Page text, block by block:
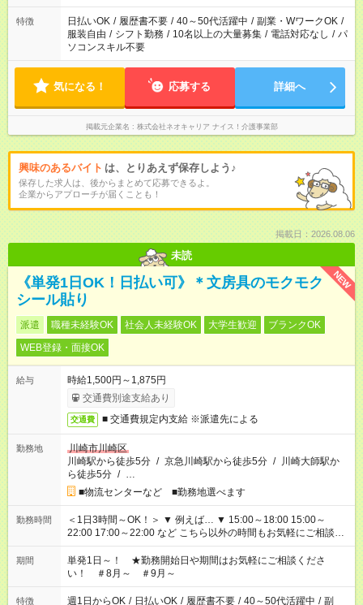
特徴 日払いOK / 履歴書不要 / 40～50代活躍中 / 副業・WワークOK /
服装自由 / シフト勤務 / 10名以上の大量募集 / 電話対応なし / パ
ソコンスキル不要
気になる！ 応募する 詳細へ
掲載元企業名 株式会社ネオキャリア ナイス！介護事業部
興味のあるバイト は、とりあえず保存しよう♪
保存した求人は、後からまとめて応募できるよ。
企業からアプローチが届くことも！
掲載日：2026.08.06
未読
NEW
《単発1日OK！日払い可》＊文房具のモクモク
シール貼り
派遣 職種未経験OK 社会人未経験OK 大学生歓迎
ブランクOK
WEB登録・面接OK
給与
時給1,500円～1,875円
交通費別途支給あり
交通費 ■ 交通費規定内支給 ※派遣先による
勤務地
川崎市川崎区
川崎駅から徒歩5分 / 京急川崎駅から徒歩5分 / 川崎大師駅か
ら徒歩5分 / …
■物流センターなど ■勤務地選べます
勤務時間
＜1日3時間～OK！＞ ▼ 例えば… ▼ 15:00～18:00 15:00～
22:00 17:00～22:00 など こちら以外の時間もお気軽にご相談く
ださい！
期間
単発1日～！ ★勤務開始日や期間はお気軽にご相談くださ
い！ ＃8月～ ＃9月～
特徴 週1日からOK / 日払いOK / 履歴書不要 / 40～50代活躍中 / 副